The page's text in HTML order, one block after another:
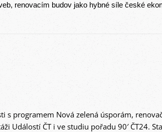
renovacím budov jako hybné síle české
s programem Nová zelená úsporám,
Událostí ČTi ve studiu pořadu 90′ ČT24.